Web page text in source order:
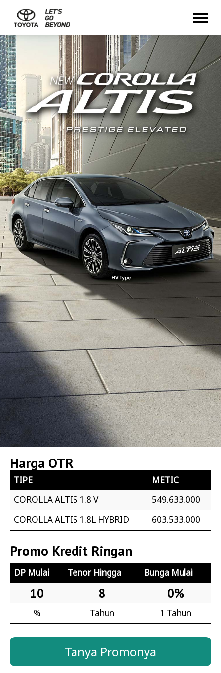
Harga OTR
TIPE
METIC
COROLLA ALTIS 1.8 V
549.633.000
COROLLA ALTIS 1.8L HYBRID
603.533.000
Promo Kredit Ringan
DP Mulai Tenor Hingga Bunga Mulai
10 8 0%
% Tahun 1 Tahun
Tanya Promonya